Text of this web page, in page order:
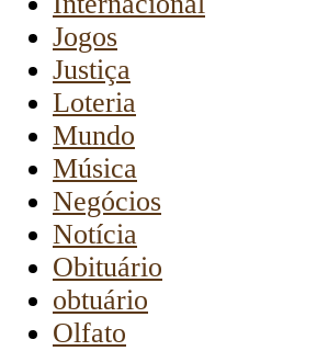
Jogos
Justiça
Loteria
Mundo
Música
Negócios
Notícia
Obituário
obtuário
Olfato